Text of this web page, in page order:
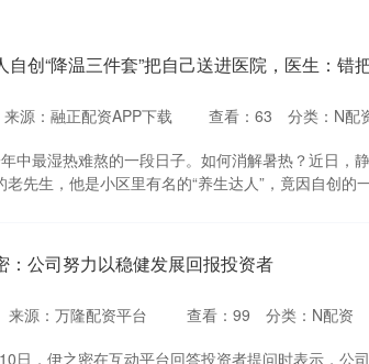
创“降温三件套”把自己送进医院，医生：错
来源：融正配资APP下载 查看： 63 分类： N配
年中最湿热难熬的一段日子。如何消解暑热？近日，
先生，他是小区里有名的“养生达人”，竟因自创的
：公司努力以稳健发展回报投资者
来源：万隆配资平台 查看： 99 分类： N配资
日，伊之密在互动平台回答投资者提问时表示，公司